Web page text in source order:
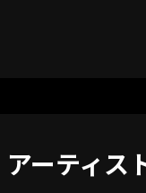
アーティス